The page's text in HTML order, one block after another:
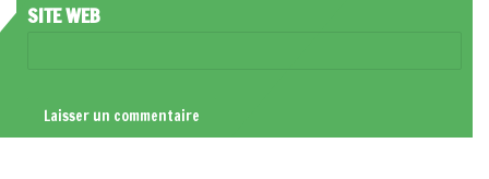
SITE WEB